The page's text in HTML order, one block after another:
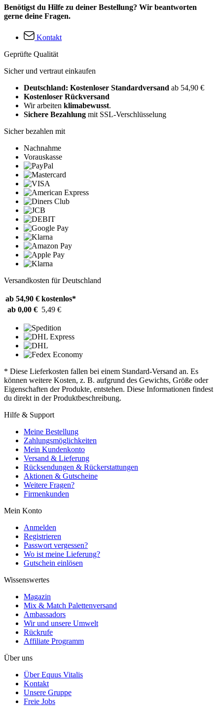
Benötigst du Hilfe zu deiner Bestellung? Wir beantworten
gerne deine Fragen.
Kontakt
Geprüfte Qualität
Sicher und vertraut einkaufen
Deutschland: Kostenloser Standardversand ab 54,90 €
Kostenloser Rückversand
Wir arbeiten klimabewusst.
Sichere Bezahlung mit SSL-Verschlüsselung
Sicher bezahlen mit
Nachnahme
Vorauskasse
Versandkosten für Deutschland
ab 54,90 € kostenlos*
ab 0,00 € 5,49 €
* Diese Lieferkosten fallen bei einem Standard-Versand an. Es
können weitere Kosten, z. B. aufgrund des Gewichts, Größe oder
Eigenschaften der Produkte, entstehen. Diese Informationen findest
du direkt in der Produktbeschreibung.
Hilfe & Support
Meine Bestellung
Zahlungsmöglichkeiten
Mein Kundenkonto
Versand & Lieferung
Rücksendungen & Rückerstattungen
Aktionen & Gutscheine
Weitere Fragen?
Firmenkunden
Mein Konto
Anmelden
Registrieren
Passwort vergessen?
Wo ist meine Lieferung?
Gutschein einlösen
Wissenswertes
Magazin
Mix & Match Palettenversand
Ambassadors
Wir und unsere Umwelt
Rückrufe
Affiliate Programm
Über uns
Über Equus Vitalis
Kontakt
Unsere Gruppe
Freie Jobs